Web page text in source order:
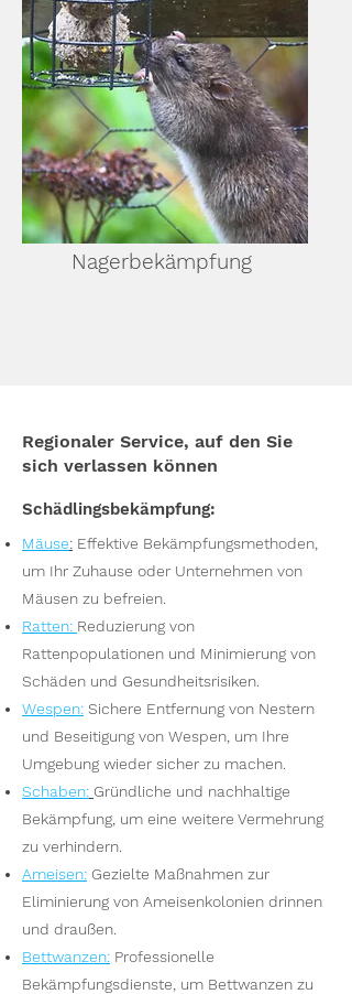
Nagerbekämpfung
Regionaler Service, auf den Sie
sich verlassen können
Schädlingsbekämpfung:
Mäuse: Effektive Bekämpfungsmethoden,
um Ihr Zuhause oder Unternehmen von
Mäusen zu befreien.
Ratten: Reduzierung von
Rattenpopulationen und Minimierung von
Schäden und Gesundheitsrisiken.
Wespen: Sichere Entfernung von Nestern
und Beseitigung von Wespen, um Ihre
Umgebung wieder sicher zu machen.
Schaben: Gründliche und nachhaltige
Bekämpfung, um eine weitere Vermehrung
zu verhindern.
Ameisen: Gezielte Maßnahmen zur
Eliminierung von Ameisenkolonien drinnen
und draußen.
Bettwanzen: Professionelle
Bekämpfungsdienste, um Bettwanzen zu